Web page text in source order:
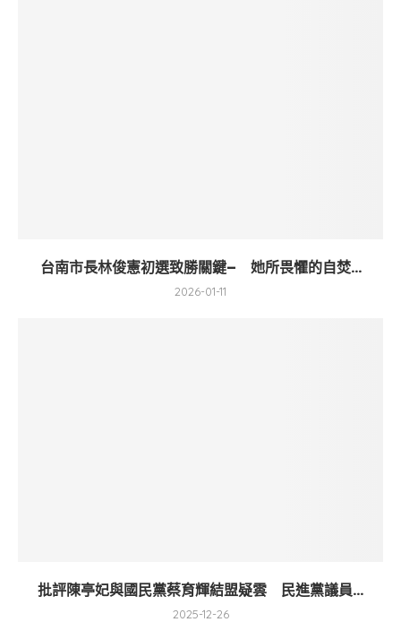
台南市長林俊憲初選致勝關鍵– 她所畏懼的自焚...
2026-01-11
批評陳亭妃與國民黨蔡育輝結盟疑雲 民進黨議員...
2025-12-26